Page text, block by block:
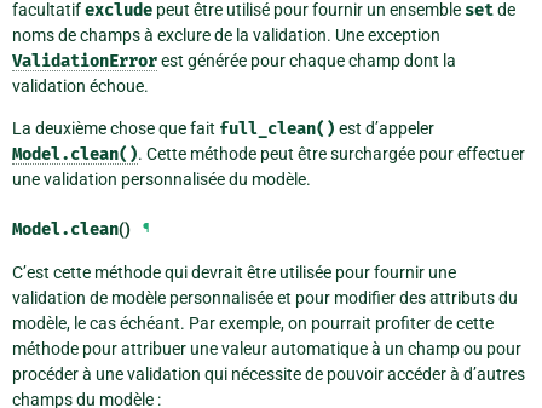
facultatifexclude peut être utilisé pour fournir un ensemble setde
noms de champs à exclure de la validation. Une exception
ValidationErrorest générée pour chaque champ dont la
validation échoue.
La deuxième chose que fait full_clean() est d’appeler
Model.clean(). Cette méthode peut être surchargée pour effectuer
une validation personnalisée du modèle.
Model.clean() ¶
C’est cette méthode qui devrait être utilisée pour fournir une
validation de modèle personnalisée et pour modifier des attributs du
modèle, le cas échéant. Par exemple, on pourrait profiter de cette
méthode pour attribuer une valeur automatique à un champ ou pour
procéder à une validation qui nécessite de pouvoir accéder à d’autres
champs du modèle :